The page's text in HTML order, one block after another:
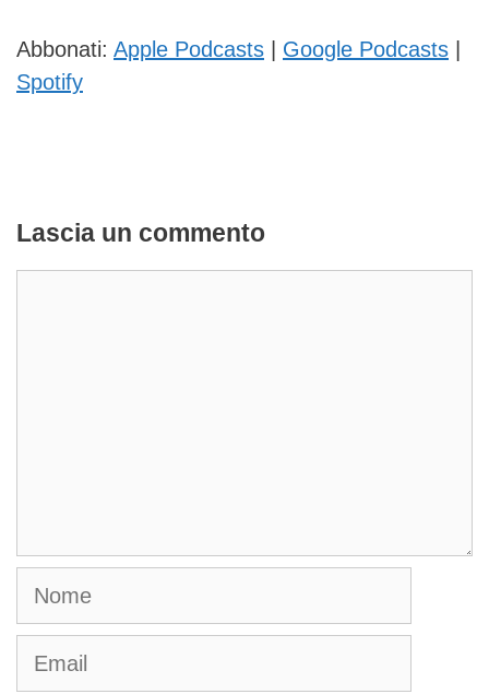
Abbonati: Apple Podcasts | Google Podcasts |
Spotify
Lascia un commento
Nome
Email